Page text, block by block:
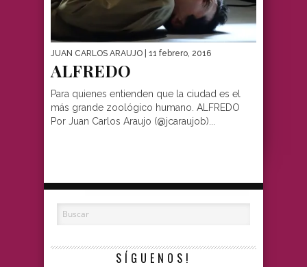
JUAN CARLOS ARAUJO | 11 febrero, 2016
ALFREDO
Para quienes entienden que la ciudad es el
más grande zoológico humano. ALFREDO
Por Juan Carlos Araujo (@jcaraujob)...
SÍGUENOS!